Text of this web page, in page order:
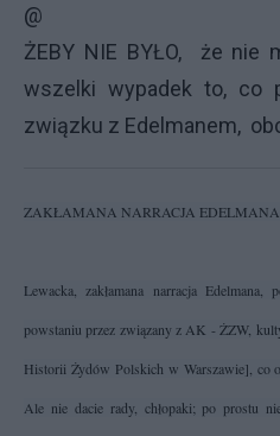
@
ŻEBY NIE BYŁO, że nie
wszelki wypadek to, co
związku z Edelmanem,
ZAKŁAMANA NARRACJA EDELMANA
Lewacka, zakłamana narracja
powstaniu przez związany z AK - ŻZW,
Historii Żydów Polskich w Warszawie], co
Ale nie dacie rady, chłopaki; po prostu